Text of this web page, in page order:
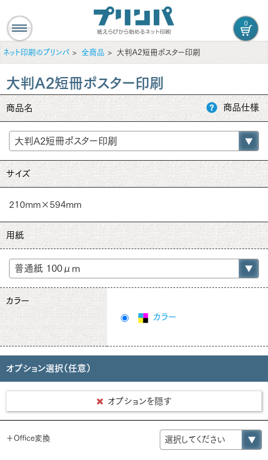
0
ネット印刷のプリンパ 全商品 大判A2短冊ポスター印刷
大判A2短冊ポスター印刷
商品名 商品仕様
サイズ
210mm×594mm
用紙
カラー
カラー
オプション選択（任意）
オプションを隠す
＋Office変換